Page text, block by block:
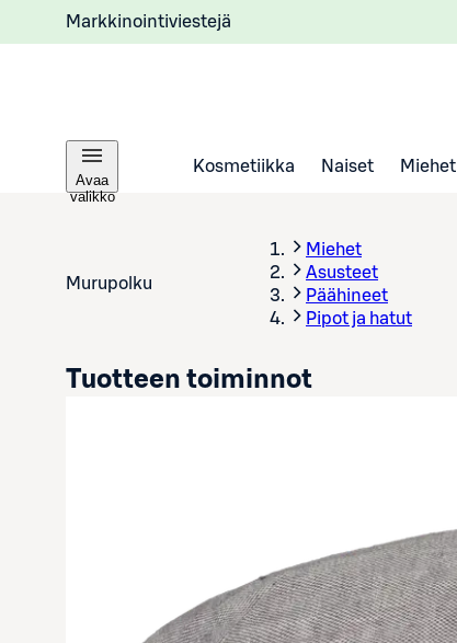
Markkinointiviestejä
Avaa
valikko
Kosmetiikka Naiset Miehet
Murupolku
Miehet
Asusteet
Päähineet
Pipot ja hatut
Tuotteen toiminnot